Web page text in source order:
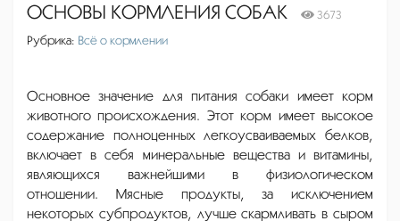
ОСНОВЫ КОРМЛЕНИЯ СОБАК 3673
Рубрика: Всё о кормлении
Основное значение для питания собаки имеет корм
животного происхождения. Этот корм имеет высокое
содержание полноценных легкоусваиваемых белков,
включает в себя минеральные вещества и витамины,
являющихся важнейшими в физиологическом
отношении. Мясные продукты, за исключением
некоторых субпродуктов, лучше скармливать в сыром